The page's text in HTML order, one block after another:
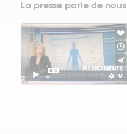
La presse parle de nous